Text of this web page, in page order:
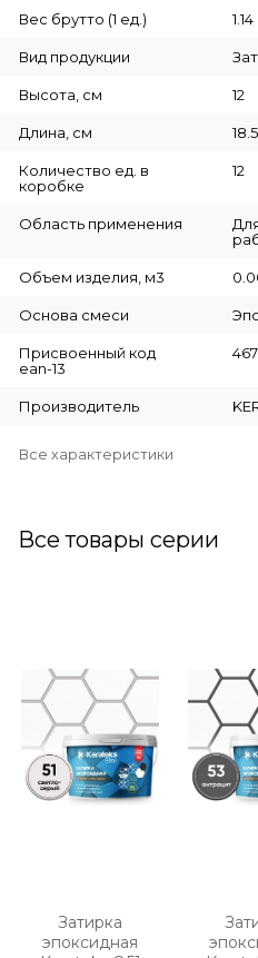
Вес брутто (1 ед.) 1.14
Вид продукции
Высота, см 12
Длина, см 18.5
Количество ед. в
коробке
12
Область применения
Объем изделия, м3
Основа смеси
Присвоенный код
ean-13
Производитель
Все характеристики
Все товары серии
Затирка
эпоксидная